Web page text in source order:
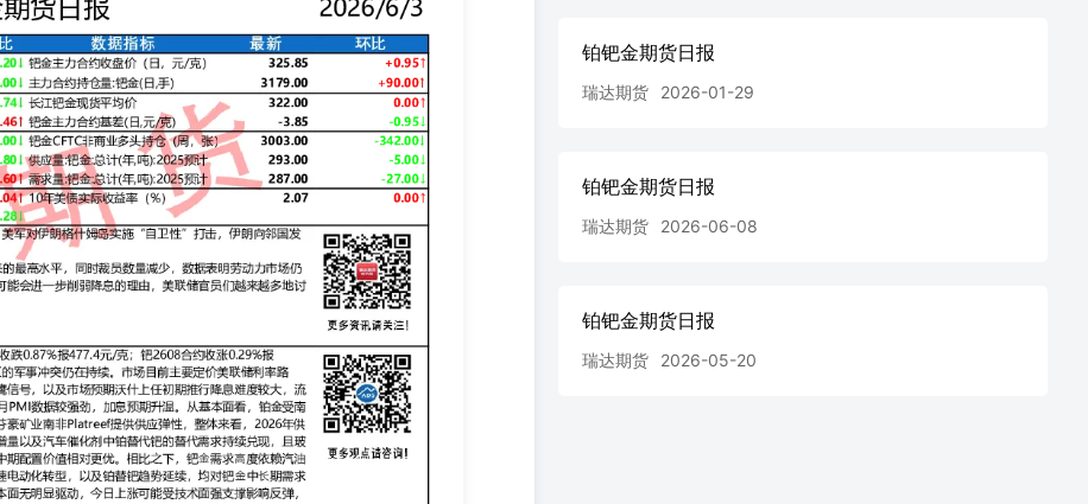
铂钯金期货日报
瑞达期货 2026-01-29
铂钯金期货日报
瑞达期货 2026-06-08
铂钯金期货日报
瑞达期货 2026-05-20